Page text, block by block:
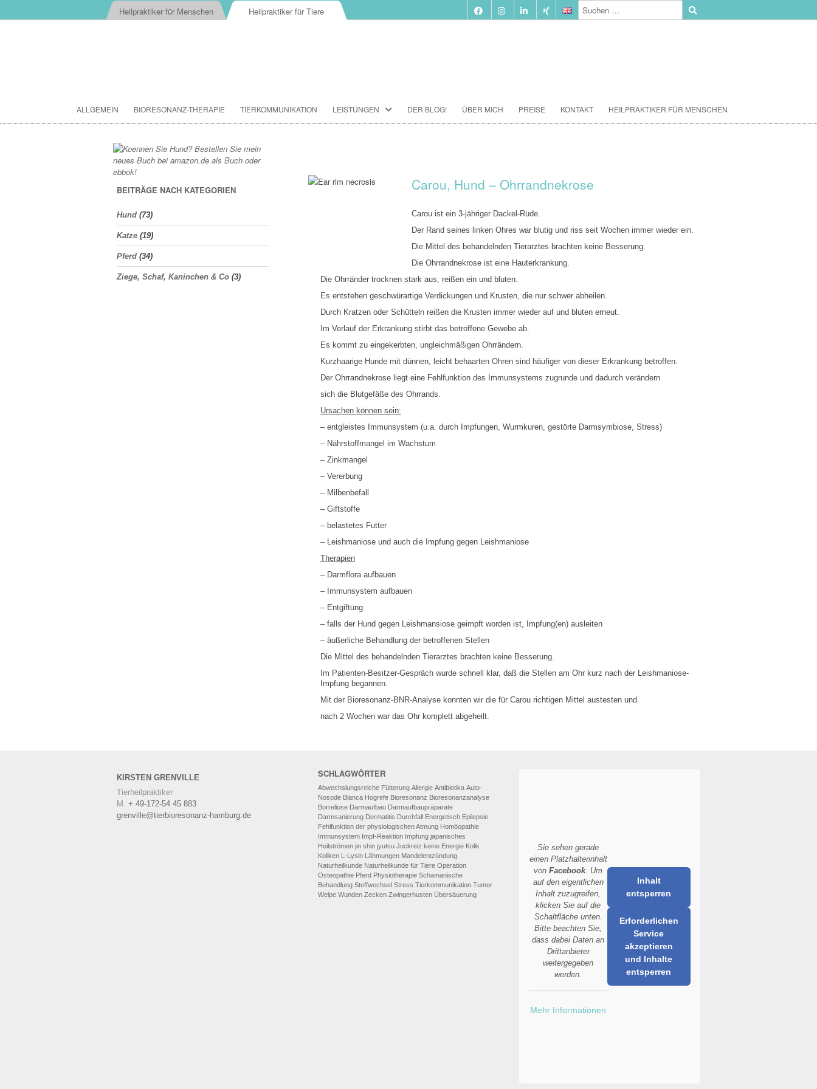
Heilpraktiker für Menschen Heilpraktiker für Tiere
Inhalt
springen
ALLGEMEIN BIORESONANZ-THERAPIE TIERKOMMUNIKATION LEISTUNGEN
IMPFBERATUNG
HOMÖOPATHIE
AUTO-NOSODEN
GEOPATHISCHE
BELASTUNGEN/ELEKTROSMOG
DER BLOG! ÜBER MICH PREISE KONTAKT HEILPRAKTIKER FÜR MENSCHEN
Carou, Hund – Ohrrandnekrose
Carou ist ein 3-jähriger Dackel-Rüde.
Der Rand seines linken Ohres war blutig und riss seit Wochen immer wieder ein.
Die Mittel des behandelnden Tierarztes brachten keine Besserung.
Die Ohrrandnekrose ist eine Hauterkrankung.
Die Ohrränder trocknen stark aus, reißen ein und bluten.
Es entstehen geschwürartige Verdickungen und Krusten, die nur schwer abheilen.
Durch Kratzen oder Schütteln reißen die Krusten immer wieder auf und bluten erneut.
Im Verlauf der Erkrankung stirbt das betroffene Gewebe ab.
Es kommt zu eingekerbten, ungleichmäßigen Ohrrändern.
Kurzhaarige Hunde mit dünnen, leicht behaarten Ohren sind häufiger von dieser Erkrankung betroffen.
Der Ohrrandnekrose liegt eine Fehlfunktion des Immunsystems zugrunde und dadurch verändern
sich die Blutgefäße des Ohrrands.
Ursachen können sein:
– entgleistes Immunsystem (u.a. durch Impfungen, Wurmkuren, gestörte Darmsymbiose, Stress)
– Nährstoffmangel im Wachstum
– Zinkmangel
– Vererbung
– Milbenbefall
– Giftstoffe
– belastetes Futter
– Leishmaniose und auch die Impfung gegen Leishmaniose
Therapien
– Darmflora aufbauen
– Immunsystem aufbauen
– Entgiftung
– falls der Hund gegen Leishmansiose geimpft worden ist, Impfung(en) ausleiten
– äußerliche Behandlung der betroffenen Stellen
Die Mittel des behandelnden Tierarztes brachten keine Besserung.
Im Patienten-Besitzer-Gespräch wurde schnell klar, daß die Stellen am Ohr kurz nach der Leishmaniose-
Impfung begannen.
Mit der Bioresonanz-BNR-Analyse konnten wir die für Carou richtigen Mittel austesten und
nach 2 Wochen war das Ohr komplett abgeheilt.
BEITRÄGE NACH KATEGORIEN
Hund (73)
Katze (19)
Pferd (34)
Ziege, Schaf, Kaninchen & Co (3)
KIRSTEN GRENVILLE
Tierheilpraktiker
M. + 49-172-54 45 883
grenville@tierbioresonanz-hamburg.de
SCHLAGWÖRTER
Abwechslungsreiche Fütterung Allergie Antibiotika Auto-
Nosode Bianca Hogrefe Bioresonanz Bioresonanzanalyse
Borreliose Darmaufbau Darmaufbaupräparate
Darmsanierung Dermatitis Durchfall Energetisch Epilepsie
Fehlfunktion der physiologischen Atmung Homöopathie
Immunsystem Impf-Reaktion Impfung japanisches
Heilströmen jin shin jyutsu Juckreiz keine Energie Kolik
Koliken L-Lysin Lähmungen Mandelentzündung
Naturheilkunde Naturheilkunde für Tiere Operation
Osteopathie Pferd Physiotherapie Schamanische
Behandlung Stoffwechsel Stress Tierkommunikation Tumor
Welpe Wunden Zecken Zwingerhusten Übersäuerung
Sie sehen gerade
einen Platzhalterinhalt
vonFacebook. Um
auf den eigentlichen
Inhalt zuzugreifen,
klicken Sie auf die
Schaltfläche unten.
Bitte beachten Sie,
dass dabei Daten an
Drittanbieter
weitergegeben
werden.
Mehr Informationen
Inhalt
entsperren
Erforderlichen
Service
akzeptieren
und Inhalte
entsperren